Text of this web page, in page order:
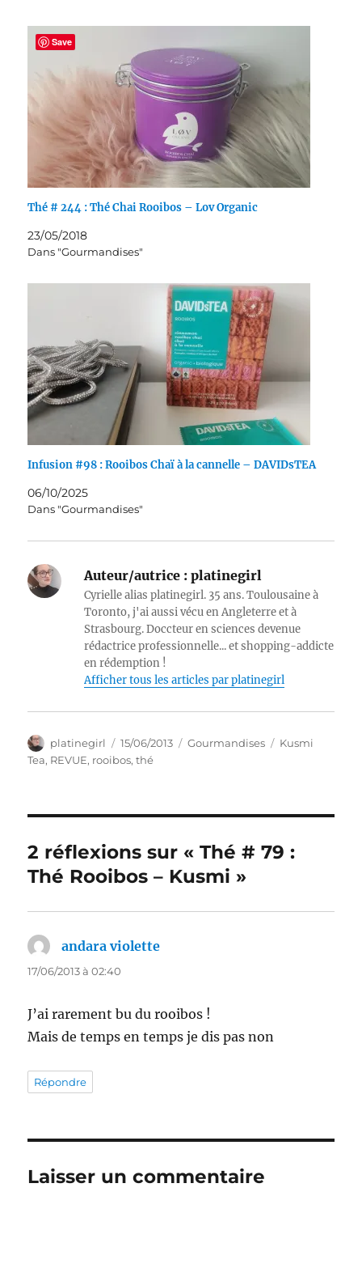
Thé # 244 : Thé Chai Rooibos – Lov Organic
23/05/2018
Dans "Gourmandises"
Infusion #98 : Rooibos Chaï à la cannelle – DAVIDsTEA
06/10/2025
Dans "Gourmandises"
Auteur/autrice : platinegirl
Cyrielle alias platinegirl. 35 ans. Toulousaine à
Toronto, j'ai aussi vécu en Angleterre et à
Strasbourg. Doccteur en sciences devenue
rédactrice professionnelle... et shopping-addicte
en rédemption !
Afficher tous les articles par platinegirl
Auteur
platinegirl
Publié
le
15/06/2013 Catégories
Gourmandises Étiquettes
Kusmi
Tea, REVUE, rooibos,thé
2 réflexions sur « Thé # 79 :
Thé Rooibos – Kusmi »
andara violette
17/06/2013 à 02:40
J’ai rarement bu du rooibos !
Mais de temps en temps je dis pas non
Répondre
Laisser un commentaire
Save